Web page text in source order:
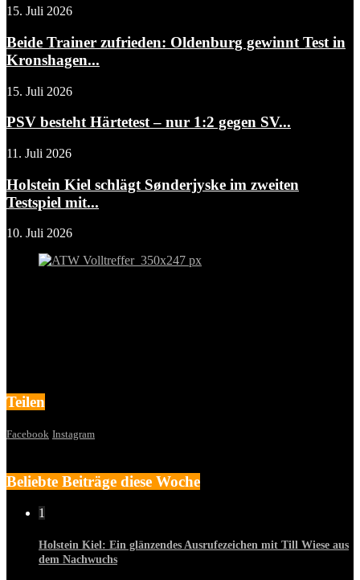
15. Juli 2026
Beide Trainer zufrieden: Oldenburg gewinnt Test in
Kronshagen...
15. Juli 2026
PSV besteht Härtetest – nur 1:2 gegen SV...
11. Juli 2026
Holstein Kiel schlägt Sønderjyske im zweiten
Testspiel mit...
10. Juli 2026
Teilen
Facebook Instagram
Beliebte Beiträge diese Woche
1
Holstein Kiel: Ein glänzendes Ausrufezeichen mit Till Wiese aus
dem Nachwuchs